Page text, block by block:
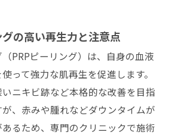
の高い再生力と注意点
PRPピーリング）は、自身の血液
って強力な肌再生を促進します。
ニキビ跡など本格的な改善を目指
、赤みや腫れなどダウンタイムが
るため、専門のクリニックで施術